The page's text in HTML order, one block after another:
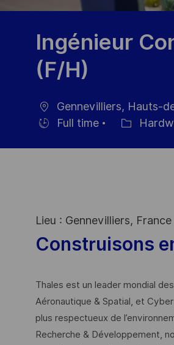
Ingénieur
(F/H)
Ort
Gennevilliers, Hauts-
Full time
Lieu : Gennevilliers, France
Construisons
Thales est un leader mondial
Aéronautique & Spatial, et
plus respectueux de
Recherche & Développement,